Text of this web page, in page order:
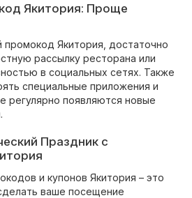
Якитория: Проще
промокод Якитория, достаточно
рассылку ресторана или
в социальных сетях. Также
специальные приложения и
регулярно появляются новые
Праздник с
и купонов Якитория – это
ваше посещение